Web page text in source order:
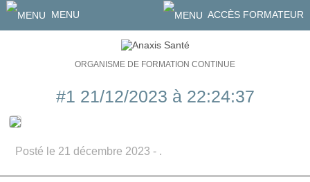
MENU ACCÈS FORMATEUR
ORGANISME DE FORMATION CONTINUE
#1 21/12/2023 à 22:24:37
Posté le 21 décembre 2023 - .